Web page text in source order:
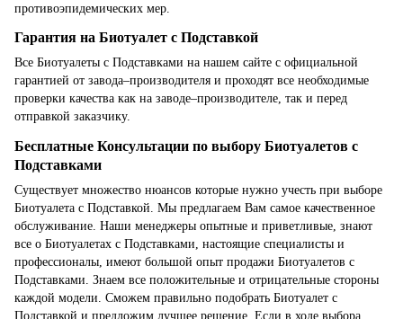
противоэпидемических мер.
Гарантия на Биотуалет с Подставкой
Все Биотуалеты с Подставками на нашем сайте с официальной
гарантией от завода–производителя и проходят все необходимые
проверки качества как на заводе–производителе, так и перед
отправкой заказчику.
Бесплатные Консультации по выбору Биотуалетов с
Подставками
Существует множество нюансов которые нужно учесть при выборе
Биотуалета с Подставкой. Мы предлагаем Вам самое качественное
обслуживание. Наши менеджеры опытные и приветливые, знают
все о Биотуалетах с Подставками, настоящие специалисты и
профессионалы, имеют большой опыт продажи Биотуалетов с
Подставками. Знаем все положительные и отрицательные стороны
каждой модели. Сможем правильно подобрать Биотуалет с
Подставкой и предложим лучшее решение. Если в ходе выбора